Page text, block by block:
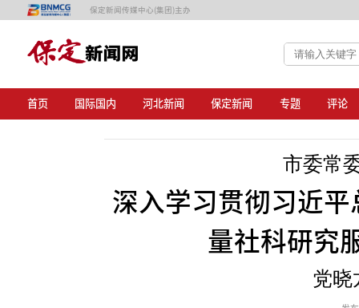
保定新闻传媒中心(集团)主办
首页 国际国内 河北新闻 保定新闻 专题 评论
市委常
深入学习贯彻习近
量社科研究
党晓